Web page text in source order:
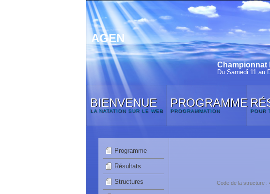
AGEN
Championnat
Du Samedi 11 au
BIENVENUE
LA NATATION SUR LE WEB
PROGRAMME
PROGRAMMATION POUR
Programme
Résultats
Structures Code de la structure :